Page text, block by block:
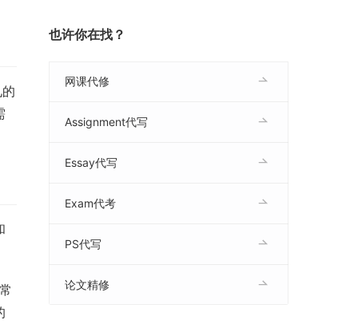
也许你在找？
网课代修
Assignment代写
Essay代写
Exam代考
PS代写
论文精修